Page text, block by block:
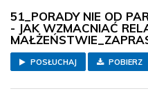
51_PORADY NIE OD
- JAK WZMACNIAĆ
POSŁUCHAJ POBIERZ